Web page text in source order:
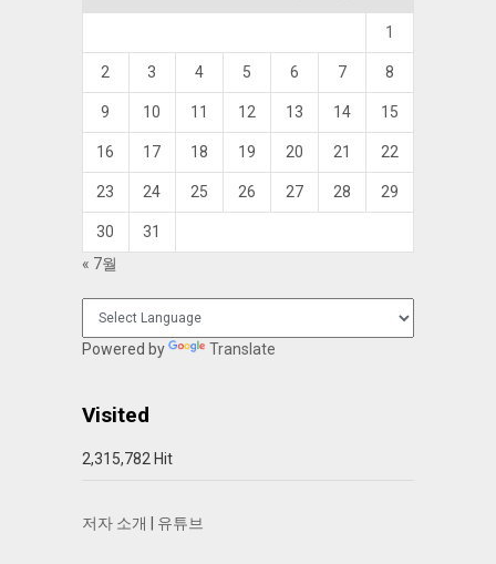
1
2 3 4 5 6 7 8
9 10 11 12 13 14 15
16 17 18 19 20 21 22
23 24 25 26 27 28 29
30
31
« 7월
Powered by Translate
Visited
2,315,782 Hit
저자 소개 유튜브